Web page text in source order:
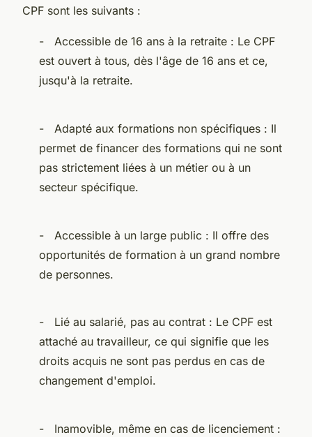
CPF sont les suivants :
- Accessible de 16 ans à la retraite : Le CPF
est ouvert à tous, dès l'âge de 16 ans et ce,
jusqu'à la retraite.
- Adapté aux formations non spécifiques : Il
permet de financer des formations qui ne sont
pas strictement liées à un métier ou à un
secteur spécifique.
- Accessible à un large public : Il offre des
opportunités de formation à un grand nombre
de personnes.
- Lié au salarié, pas au contrat : Le CPF est
attaché au travailleur, ce qui signifie que les
droits acquis ne sont pas perdus en cas de
changement d'emploi.
- Inamovible, même en cas de licenciement :